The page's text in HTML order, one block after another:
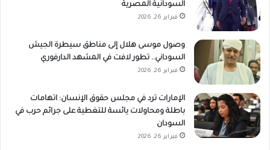
السودانية المصرية
فبراير 26, 2026
وصول موسى هلال إلى مناطق سيطرة الجيش
السوداني.. تطور لافت في المشهد الدارفوري
فبراير 26, 2026
الإمارات ترد في مجلس حقوق الإنسان: اتهامات
باطلة ومحاولات يائسة للتغطية على جرائم حرب في
السودان
فبراير 26, 2026